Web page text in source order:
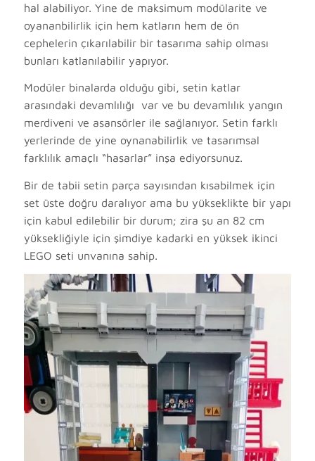
hal alabiliyor. Yine de maksimum modülarite ve
oyananbilirlik için hem katların hem de ön
cephelerin çıkarılabilir bir tasarıma sahip olması
bunları katlanılabilir yapıyor.
Modüler binalarda olduğu gibi, setin katlar
arasındaki devamlılığı var ve bu devamlılık yangın
merdiveni ve asansörler ile sağlanıyor. Setin farklı
yerlerinde de yine oynanabilirlik ve tasarımsal
farklılık amaçlı “hasarlar” inşa ediyorsunuz.
Bir de tabii setin parça sayısından kısabilmek için
set üste doğru daralıyor ama bu yükseklikte bir yapı
için kabul edilebilir bir durum; zira şu an 82 cm
yüksekliğiyle için şimdiye kadarki en yüksek ikinci
LEGO seti unvanına sahip.